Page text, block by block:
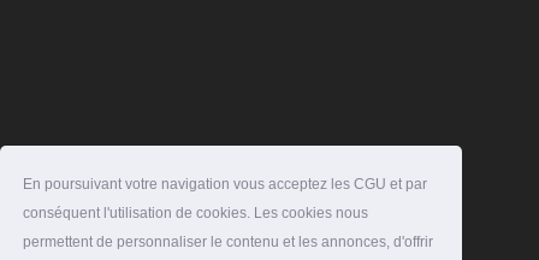
En poursuivant votre navigation vous acceptez les CGU et par
conséquent l'utilisation de cookies. Les cookies nous
permettent de personnaliser le contenu et les annonces, d'offrir